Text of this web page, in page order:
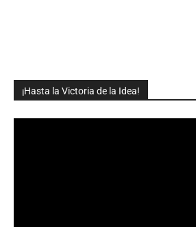
¡Hasta la Victoria de la Idea!